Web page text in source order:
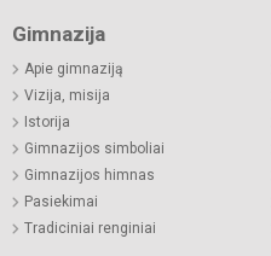
Gimnazija
Apie gimnaziją
Vizija, misija
Istorija
Gimnazijos simboliai
Gimnazijos himnas
Pasiekimai
Tradiciniai renginiai